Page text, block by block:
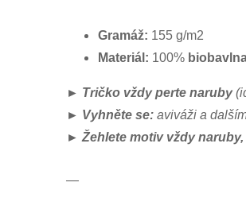
Gramáž: 155 g/m2
Materiál: 100%
► Tričko vždy perte naruby
► Vyhněte se: aviváži a
► Žehlete motiv vždy
—